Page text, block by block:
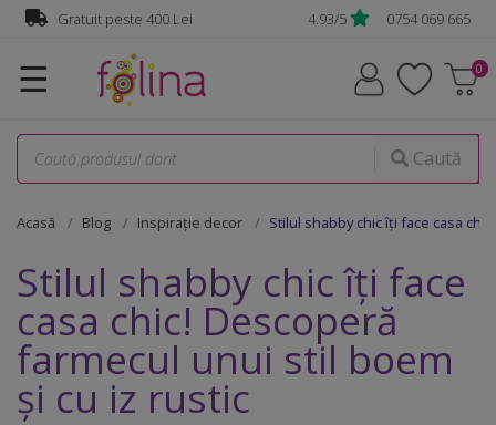
Gratuit peste 400 Lei 4.93/5 0754 069 665
☰
Caută
Acasă Blog Inspirație decor Stilul shabby chic îți face casa
Stilul shabby chic îți face
casa chic! Descoperă
farmecul unui stil boem
și cu iz rustic